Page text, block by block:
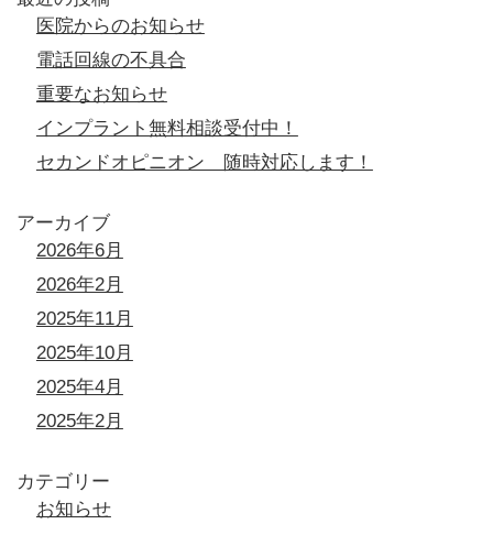
医院からのお知らせ
電話回線の不具合
重要なお知らせ
インプラント無料相談受付中！
セカンドオピニオン 随時対応します！
アーカイブ
2026年6月
2026年2月
2025年11月
2025年10月
2025年4月
2025年2月
カテゴリー
お知らせ